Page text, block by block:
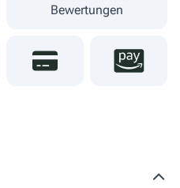
Bewertungen